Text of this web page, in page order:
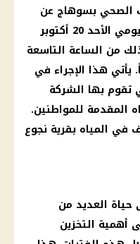
الصحي بسوهاج عن
انقطاع المياه عن قرية بني عمار يومي الأحد 20 أكتوبر
22 أكتوبر 2024، وذلك من الساعة التاسعة
يأتي هذا الإجراء في
تقوم بها الشركة
المقدمة للمواطنين.
المياه بقرية نجوع
حياة العديد من
أهمية التخزين